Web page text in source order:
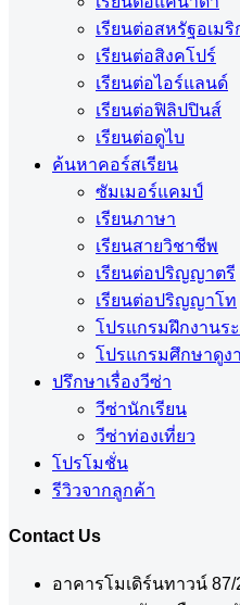
เรียนต่อสหรัฐอเมริ
เรียนต่อสิงคโปร์
เรียนต่อไอร์แลนด์
เรียนต่อฟิลิปปินส์
เรียนต่อดูไบ
ค้นหาคอร์สเรียน
ซัมเมอร์แคมป์
เรียนภาษา
เรียนสายวิชาชีพ
เรียนต่อปริญญาตรี
เรียนต่อปริญญาโท
โปรแกรมฝึกงานร
โปรแกรมศึกษาดูง
ปรึกษาเรื่องวีซ่า
วีซ่านักเรียน
วีซ่าท่องเที่ยว
โปรโมชั่น
รีวิวจากลูกค้า
Contact Us
อาคารโมเดิร์นทาวน์